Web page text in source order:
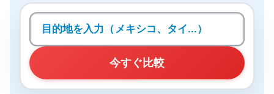
目的地を検索
今すぐ比較